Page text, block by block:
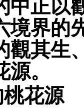
中正以
境界的
觀其生
。
花源